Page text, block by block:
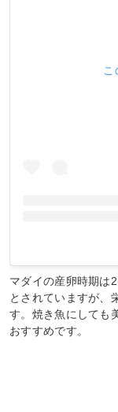
マダイの産卵時期は
とされていますが、
す。焼き魚にしても
おすすめです。